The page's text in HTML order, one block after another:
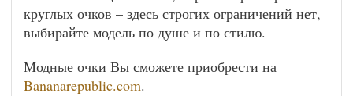
круглых очков – здесь строгих ограничений нет,
выбирайте модель по душе и по стилю.
Модные очки Вы сможете приобрести на
Bananarepublic.com.